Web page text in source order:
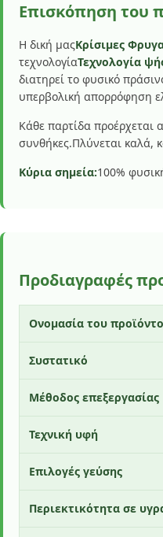
Επισκόπηση του
Η δική μαςΚρίσιμες
τεχνολογίαΤεχνολογία
διατηρεί το φυσικό
υπερβολική απορρόφηση
Κάθε παρτίδα προέρχεται
συνθήκες.Πλύνεται καλά,
Κύρια σημεία:100%
Προδιαγραφές
Ονομασία του
Συστατικό
Μέθοδος επεξεργασίας
Τεχνική υφή
Επιλογές γεύσης
Περιεκτικότητα σε